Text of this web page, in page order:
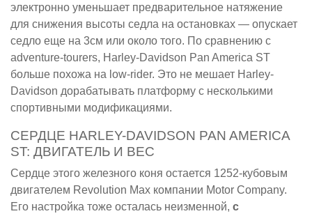
электронно уменьшает предварительное натяжение
для снижения высоты седла на остановках — опускает
седло еще на 3см или около того. По сравнению с
adventure-tourers, Harley-Davidson Pan America ST
больше похожа на low-rider. Это не мешает Harley-
Davidson дорабатывать платформу с несколькими
спортивными модификациями.
СЕРДЦЕ HARLEY-DAVIDSON PAN AMERICA
ST: ДВИГАТЕЛЬ И ВЕС
Сердце этого железного коня остается 1252-кубовым
двигателем Revolution Max компании Motor Company.
Его настройка тоже осталась неизменной, с